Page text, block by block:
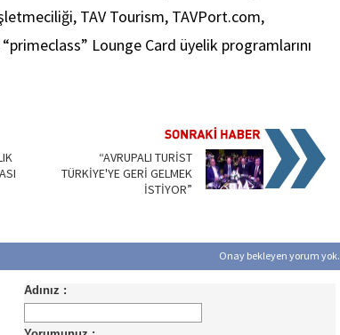
TAV Tourism, TAVPort.com,
Lounge Card üyelik programlarını
“AVRUPALI TURİST
TÜRKİYE'YE GERİ GELMEK
İSTİYOR”
Onay bekleyen yorum yok.